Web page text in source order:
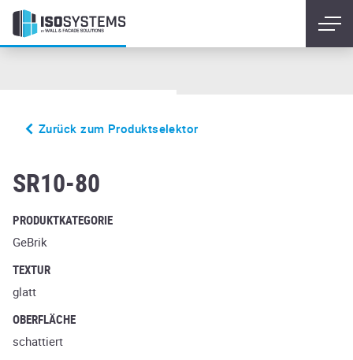
Zurück zum Produktselektor
SR10-80
PRODUKTKATEGORIE
GeBrik
TEXTUR
glatt
OBERFLÄCHE
schattiert